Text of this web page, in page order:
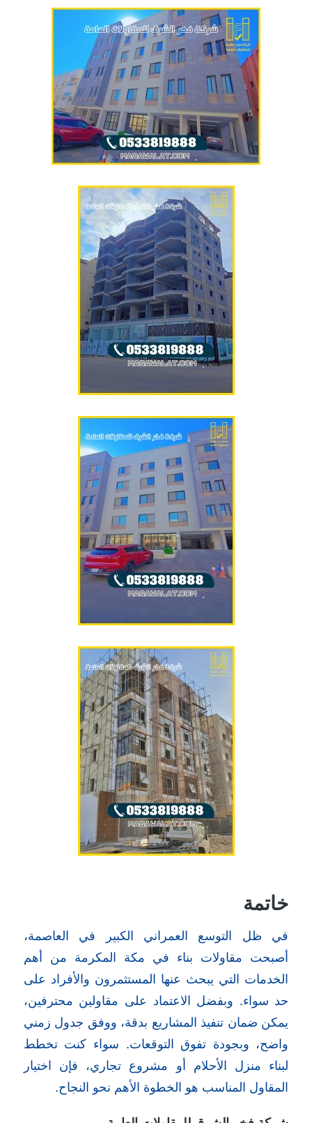
خاتمة
في ظل التوسع العمراني الكبير في العاصمة،
أصبحت مقاولات بناء في مكة المكرمة من أهم
الخدمات التي يبحث عنها المستثمرون والأفراد على
حد سواء. وبفضل الاعتماد على مقاولين محترفين،
يمكن ضمان تنفيذ المشاريع بدقة، ووفق جدول زمني
واضح، وبجودة تفوق التوقعات. سواء كنت تخطط
لبناء منزل الأحلام أو مشروع تجاري، فإن اختيار
المقاول المناسب هو الخطوة الأهم نحو النجاح.